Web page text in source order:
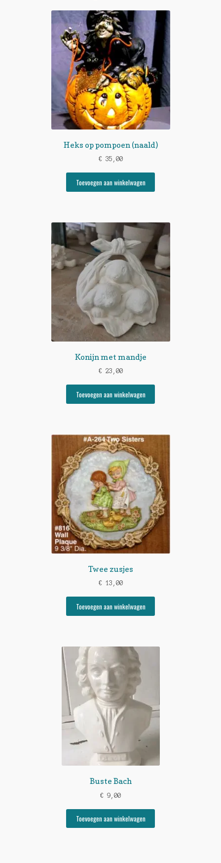
Heks op pompoen (naald)
€ 35,00
Toevoegen aan winkelwagen
Konijn met mandje
€ 23,00
Toevoegen aan winkelwagen
Twee zusjes
€ 13,00
Toevoegen aan winkelwagen
Buste Bach
€ 9,00
Toevoegen aan winkelwagen